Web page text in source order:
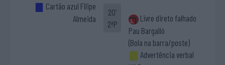
Cartão azul Filipe
Almeida
20'
2ªP
Livre direto falhado
Pau Bargalló
(Bola na barra/poste)
Advertência verbal